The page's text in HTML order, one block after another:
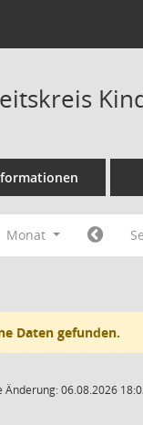
Monat
Daten gefunden.
Änderung: 06.08.2026